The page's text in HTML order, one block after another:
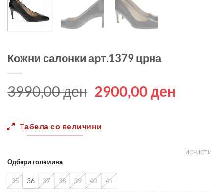
Кожни салонки арт.1379 црна
3990,00ден Original
3990,00 ден.
2900,00 ден
Табела со величини
Одбери големина
35 36 37 38 39 40 41
ИСЧИСТИ